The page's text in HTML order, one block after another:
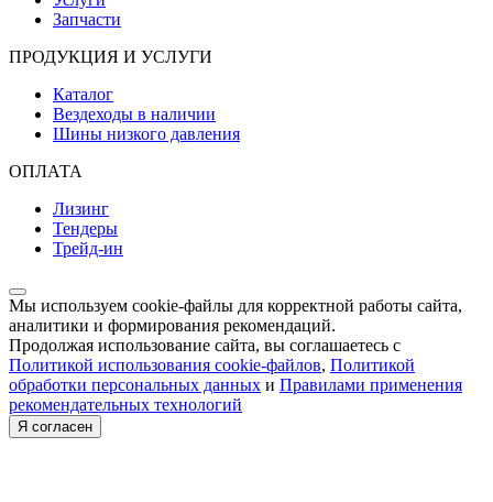
Запчасти
ПРОДУКЦИЯ И УСЛУГИ
Каталог
Вездеходы в наличии
Шины низкого давления
ОПЛАТА
Лизинг
Тендеры
Трейд-ин
Мы используем cookie-файлы для корректной работы сайта,
аналитики и формирования рекомендаций.
Продолжая использование сайта, вы соглашаетесь с
Политикой использования cookie-файлов, Политикой
обработки персональных данных и Правилами применения
рекомендательных технологий
Я согласен